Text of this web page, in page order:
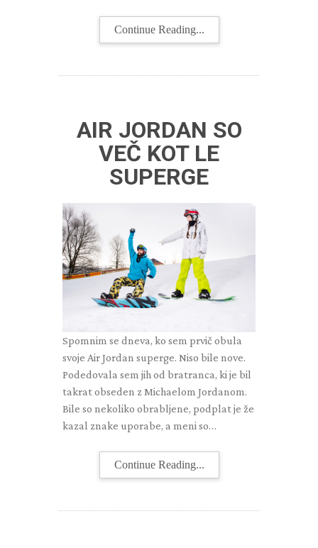
Continue Reading...
AIR JORDAN SO
VEČ KOT LE
SUPERGE
Spomnim se dneva, ko sem prvič obula
svoje Air Jordan superge. Niso bile nove.
Podedovala sem jih od bratranca, ki je bil
takrat obseden z Michaelom Jordanom.
Bile so nekoliko obrabljene, podplat je že
kazal znake uporabe, a meni so…
Continue Reading...